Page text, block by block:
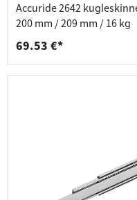
Accuride 2642
200 mm / 209 mm / 16 kg
69.53 €*